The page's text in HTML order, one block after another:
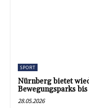
SPORT
Nürnberg bietet
Bewegungsparks
28.05.2026